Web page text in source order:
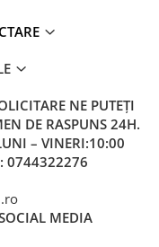
NE PUTEȚI
DE RASPUNS 24H.
– VINERI:10:00
0744322276
MEDIA